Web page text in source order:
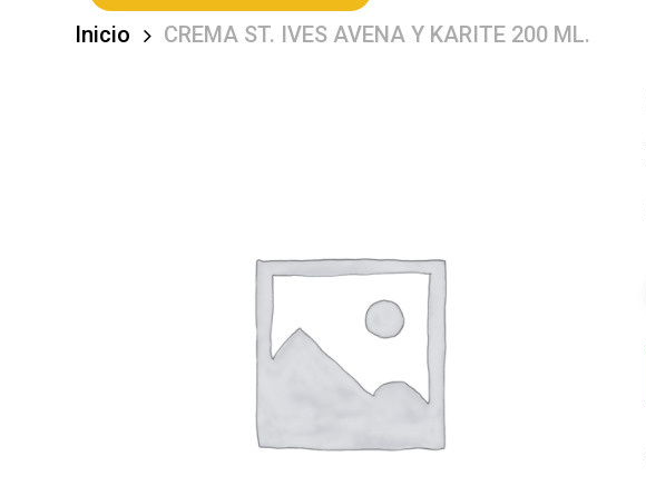
Inicio CREMA ST. IVES AVENA Y KARITE 200 ML.